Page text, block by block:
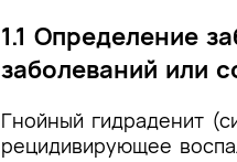
1.1 Определение
заболеваний или
Гнойный гидраденит
рецидивирующее